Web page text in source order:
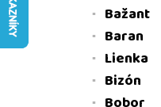
Bažant
Baran
Lienka
Bizón